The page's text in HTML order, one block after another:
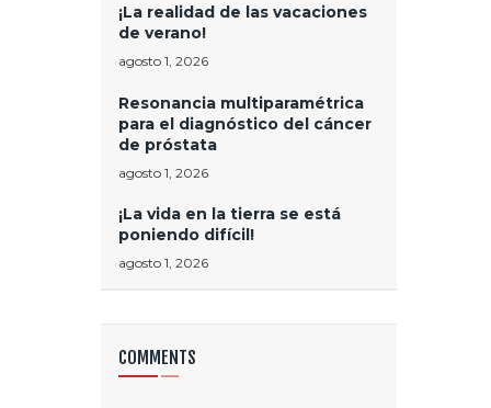
¡La realidad de las vacaciones
de verano!
agosto 1, 2026
Resonancia multiparamétrica
para el diagnóstico del cáncer
de próstata
agosto 1, 2026
¡La vida en la tierra se está
poniendo difícil!
agosto 1, 2026
COMMENTS